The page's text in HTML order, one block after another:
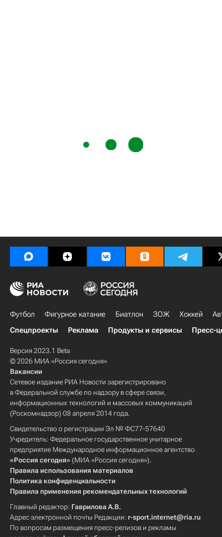
Футбол Фигурное катание Биатлон ЗОЖ Хоккей
Спецпроекты
Реклама Продукты и сервисы Пресс-
Версия 2023.1 Beta
© 2026 МИА «Россия сегодня»
Вакансии
Сетевое издание РИА Новости зарегистрировано
в Федеральной службе по надзору в сфере связи,
информационных технологий и массовых коммуникаций
(Роскомнадзор) 08 апреля 2014 года.
Свидетельство о регистрации Эл № ФС77-57640
Учредитель: Федеральное государственное унитарное
предприятие Международное информационное агентство
«Россия сегодня» (МИА «Россия сегодня»).
Правила использования материалов
Политика конфиденциальности
Правила применения рекомендательных технологий
Главный редактор: Гаврилова А.В.
Адрес электронной почты Редакции: r-sport.internet@ria.ru
По вопросам размещения пресс-релизов и рекламы